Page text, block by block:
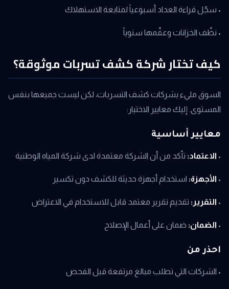
• سجّل قراءة العداد أسبوعياً لمتابعة الاستهلاك
• نظّف الخزانات وعقّمها سنوياً
كيف تختار شركة كشف تسربات موثوقة؟
السوق مليء بشركات كشف التسربات، لكن ليست جميعها بنفس
المستوى. إليك معايير الاختيار:
معايير أساسية
• الاعتماد: تأكد من أن الشركة معتمدة لدى شركة المياه الوطنية
• الأجهزة: استخدام أجهزة حديثة للكشف دون تكسير
• التقرير: تقديم تقرير معتمد قابل للاستخدام في الاعتراض
• الضمان: ضمان على أعمال الإصلاح
احذر من
• الشركات التي تطلب مبالغ مرتفعة قبل الفحص